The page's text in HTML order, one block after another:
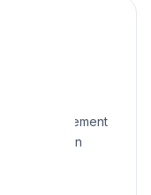
Evere
de
rapidement
pour un